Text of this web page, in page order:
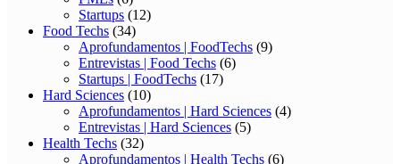
Startups (12)
Food Techs (34)
Aprofundamentos | FoodTechs (9)
Entrevistas | Food Techs (6)
Startups | FoodTechs (17)
Hard Sciences (10)
Aprofundamentos | Hard Sciences (4)
Entrevistas | Hard Sciences (5)
Health Techs (32)
Aprofundamentos | Health Techs (6)